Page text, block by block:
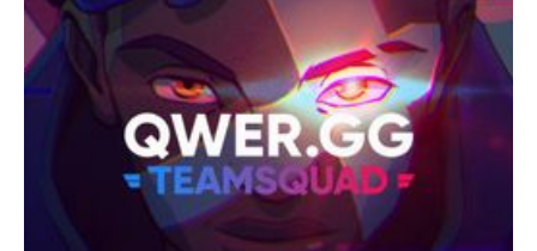
QWER.GG 를 떠나보내며